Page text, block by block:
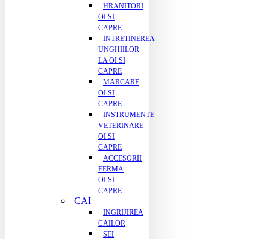
HRANITORI
OI SI
CAPRE
INTRETINEREA
UNGHIILOR
LA OI SI
CAPRE
MARCARE
OI SI
CAPRE
INSTRUMENTE
VETERINARE
OI SI
CAPRE
ACCESORII
FERMA
OI SI
CAPRE
CAI
INGRIJIREA
CAILOR
SEI